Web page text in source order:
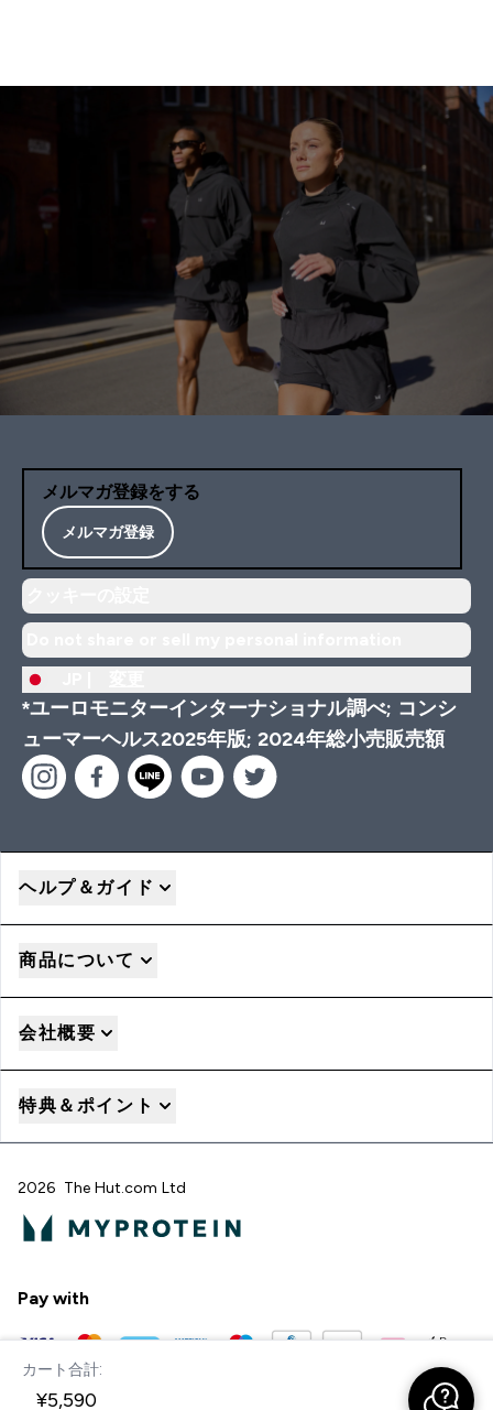
カート合計:
¥5,590‎
メルマガ登録をする
メルマガ登録
*ユーロモニターインターナショナル調べ; コンシ
ューマーヘルス2025年版; 2024年総小売販売額
ヘルプ＆ガイド
商品について
会社概要
特典＆ポイント
2026 The Hut.com Ltd
Pay with